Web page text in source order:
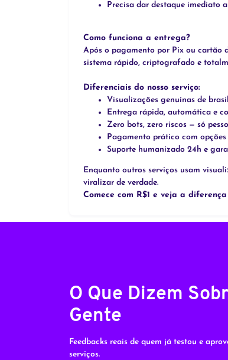
Precisa dar destaque imediato
Como funciona a entrega?
Após o pagamento por Pix ou cartão
sistema rápido, criptografado e
Diferenciais do nosso serviço:
Visualizações genuínas de
Entrega rápida, automática e
Zero bots, zero riscos — só
Pagamento prático com
Suporte humanizado 24h e
Enquanto outros serviços usam
viralizar de verdade.
Comece com R$1 e veja a
O Que Dizem
Gente
Feedbacks reais de quem já testou e
serviços.